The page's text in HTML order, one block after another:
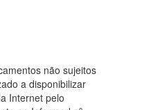
não sujeitos
a disponibilizar
Internet pelo